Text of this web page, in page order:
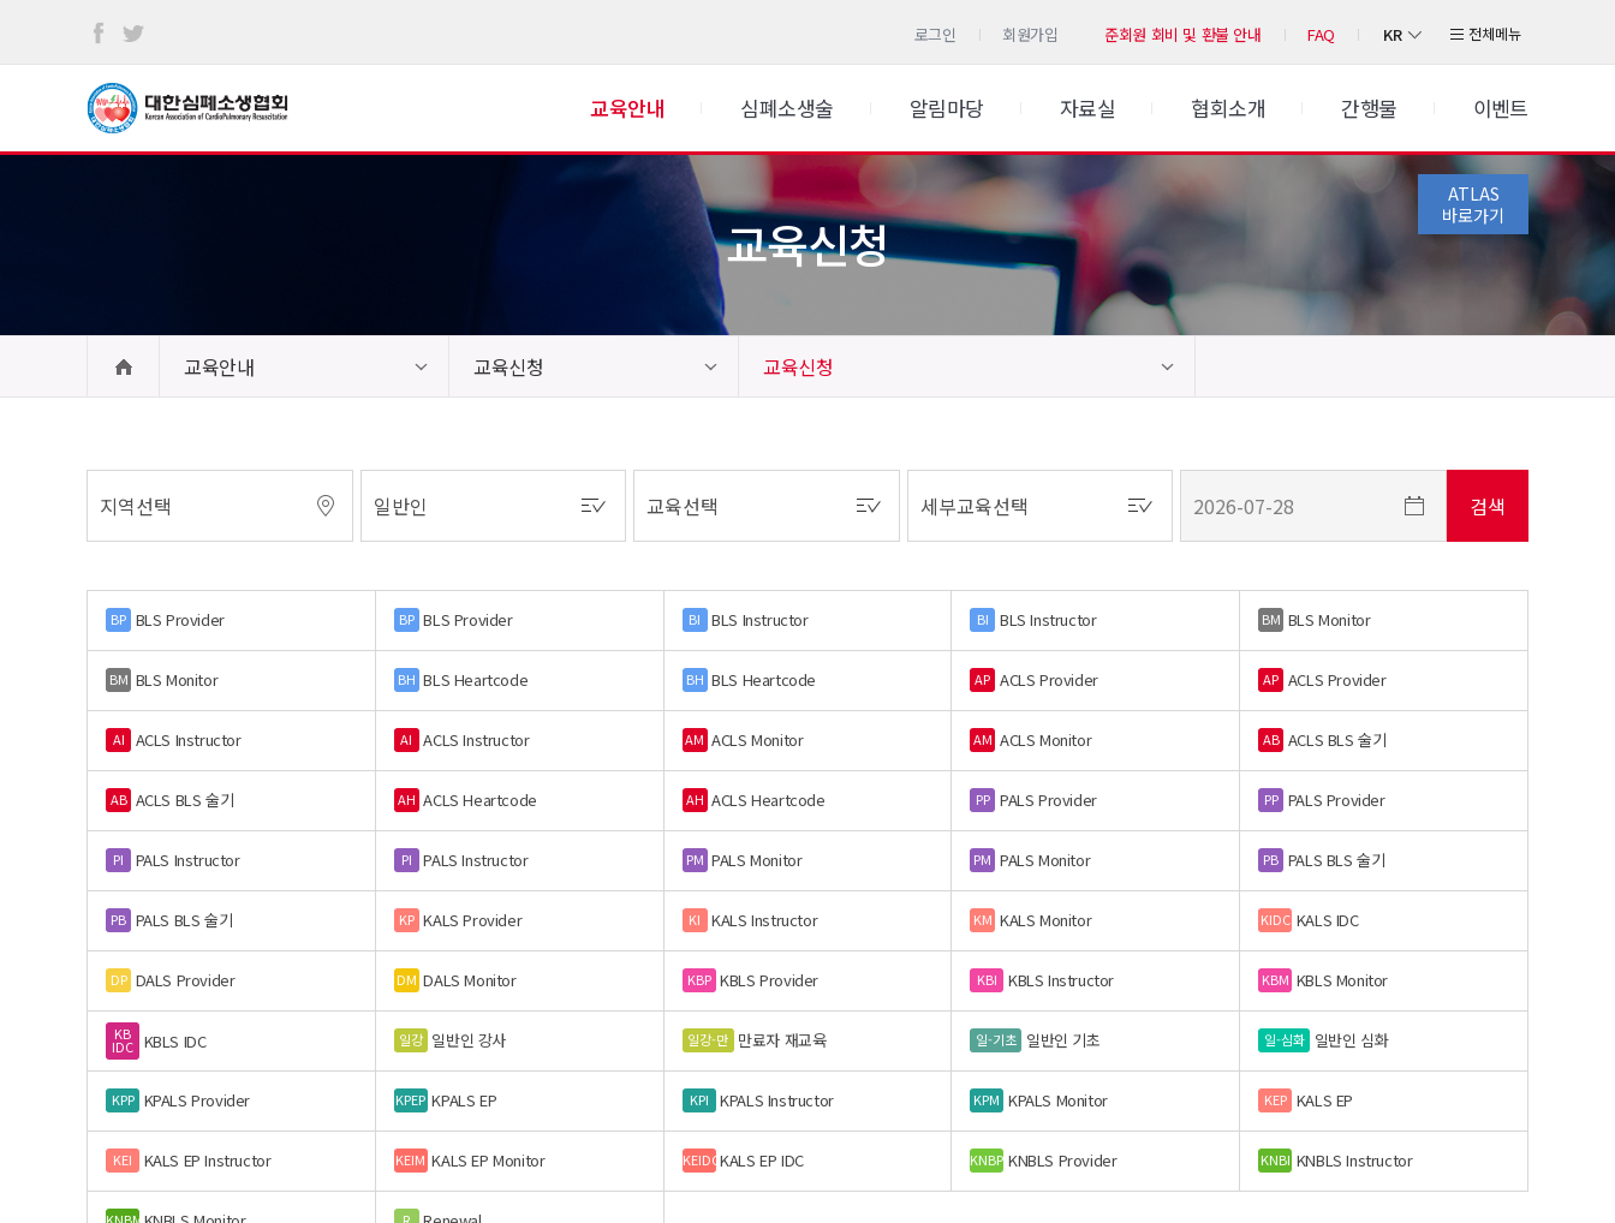
로그인 회원가입 준회원 회비 및 환불 안내 FAQ KR 전체메뉴
교육안내 심폐소생술 알림마당 자료실 협회소개 간행물 이벤트
ATLAS
바로가기
교육신청
교육안내 교육신청 교육신청
BP BLS Provider BP BLS Provider BI BLS Instructor BI BLS Instructor BM BLS Monitor
BM BLS Monitor BH BLS Heartcode BH BLS Heartcode AP ACLS Provider AP ACLS Provider
AI ACLS Instructor AI ACLS Instructor AM ACLS Monitor AM ACLS Monitor AB ACLS BLS 술기
AB ACLS BLS 술기 AH ACLS Heartcode AH ACLS Heartcode PP PALS Provider PP PALS Provider
PI PALS Instructor PI PALS Instructor PM PALS Monitor PM PALS Monitor PB PALS BLS 술기
PB PALS BLS 술기 KP KALS Provider KI KALS Instructor KM KALS Monitor KIDC KALS IDC
DP DALS Provider DM DALS Monitor KBP KBLS Provider KBI KBLS Instructor KBM KBLS Monitor
KB
IDC KBLS IDC 일강 일반인 강사 일강-만 만료자 재교육 일-기초 일반인 기초 일-심화 일반인 심화
KPP KPALS Provider KPEP KPALS EP KPI KPALS Instructor KPM KPALS Monitor KEP KALS EP
KEI KALS EP Instructor KEIM KALS EP Monitor KEIDCKALS EP IDC KNBP KNBLS Provider KNBI KNBLS Instructor
KNBM R